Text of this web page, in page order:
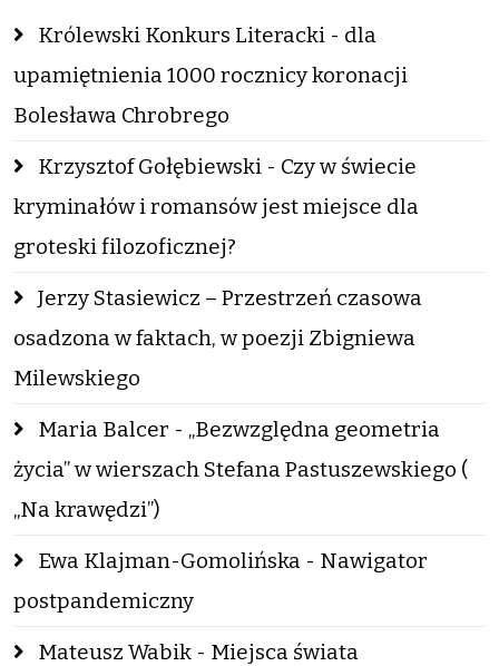
Królewski Konkurs Literacki - dla
upamiętnienia 1000 rocznicy koronacji
Bolesława Chrobrego
Krzysztof Gołębiewski - Czy w świecie
kryminałów i romansów jest miejsce dla
groteski filozoficznej?
Jerzy Stasiewicz – Przestrzeń czasowa
osadzona w faktach, w poezji Zbigniewa
Milewskiego
Maria Balcer - „Bezwzględna geometria
życia” w wierszach Stefana Pastuszewskiego (
„Na krawędzi”)
Ewa Klajman-Gomolińska - Nawigator
postpandemiczny
Mateusz Wabik - Miejsca świata